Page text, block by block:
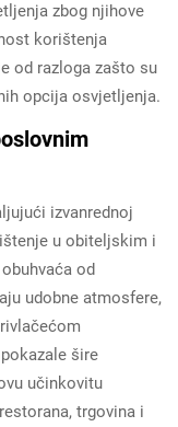
zbog njihove
korištenja
od razloga zašto su
opcija osvjetljenja.
izvanrednoj
u obiteljskim i
od
udobne atmosfere,
šire
učinkovitu
trgovina i